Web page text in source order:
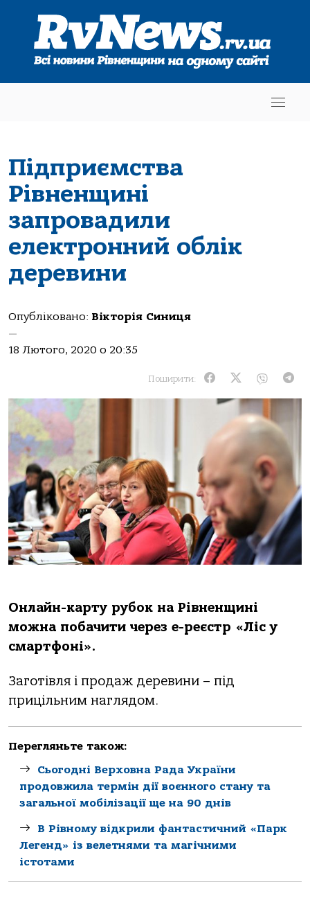
Підприємства
Рівненщині
запровадили
електронний облік
деревини
Опубліковано: Вікторія Синиця
—
18 Лютого, 2020 о 20:35
Поширити:
Онлайн-карту рубок на Рівненщині
можна побачити через e-реєстр «Ліс у
смартфоні».
Заготівля і продаж деревини – під
прицільним наглядом.
Перегляньте також:
Сьогодні Верховна Рада України
продовжила термін дії воєнного стану та
загальної мобілізації ще на 90 днів
В Рівному відкрили фантастичний «Парк
Легенд» із велетнями та магічними
істотами